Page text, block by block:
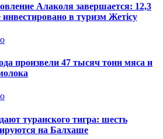
Алаколя завершается: 12,3
в туризм Жетісу
произвели 47 тысяч тонн мяса и
туранского тигра: шесть
на Балхаше